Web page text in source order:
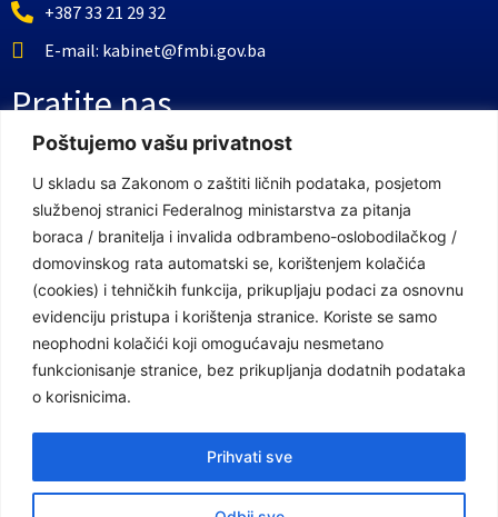
Poštujemo vašu privatnost
U skladu sa Zakonom o zaštiti ličnih podataka, posjetom
službenoj stranici Federalnog ministarstva za pitanja
boraca / branitelja i invalida odbrambeno-oslobodilačkog /
domovinskog rata automatski se, korištenjem kolačića
(cookies) i tehničkih funkcija, prikupljaju podaci za osnovnu
evidenciju pristupa i korištenja stranice. Koriste se samo
neophodni kolačići koji omogućavaju nesmetano
funkcionisanje stranice, bez prikupljanja dodatnih podataka
o korisnicima.
Prihvati sve
+387 33 21 29 32
E-mail: kabinet@fmbi.gov.ba
Pratite nas
Facebook Stranica
Youtube Kanal
Linkovi
Vlada Federacije Bosne i Hercegovine
Federalno ministarstvo finansija
Federalno ministarstvo rada i socijalne politike